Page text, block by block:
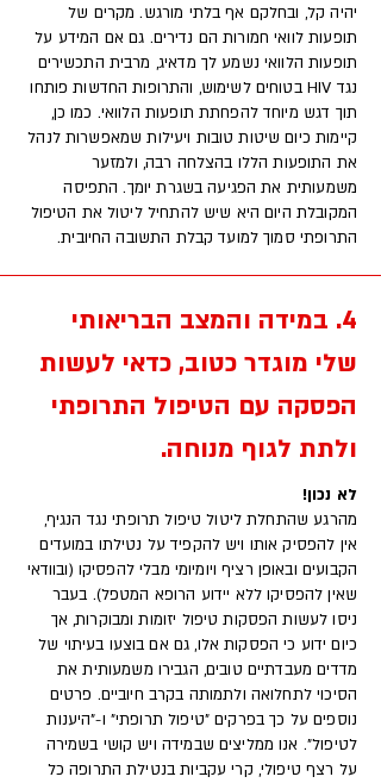
יהיה קל, ובחלקם אף בלתי מורגש. מקרים של
תופעות לוואי חמורות הם נדירים. גם אם המידע על
תופעות הלוואי נשמע לך מדאיג, מרבית התכשירים
נגד HIV בטוחים לשימוש, והתרופות החדשות פותחו
תוך דגש מיוחד להפחתת תופעות הלוואי. כמו כן,
קיימות כיום שיטות טובות ויעילות שמאפשרות לנהל
את התופעות הללו בהצלחה רבה, ולמזער
משמעותית את הפגיעה בשגרת יומך. התפיסה
המקובלת היום היא שיש להתחיל ליטול את הטיפול
התרופתי סמוך למועד קבלת התשובה החיובית.
4. במידה והמצב הבריאותי
שלי מוגדר כטוב, כדאי לעשות
הפסקה עם הטיפול התרופתי
ולתת לגוף מנוחה.
לא נכון!
מהרגע שהתחלת ליטול טיפול תרופתי נגד הנגיף,
אין להפסיק אותו ויש להקפיד על נטילתו במועדים
הקבועים ובאופן רציף ויומיומי מבלי להפסיקו (ובוודאי
שאין להפסיקו ללא יידוע הרופא המטפל). בעבר
ניסו לעשות הפסקות טיפול יזומות ומבוקרות, אך
כיום ידוע כי הפסקות אלו, גם אם בוצעו בעיתוי של
מדדים מעבדתיים טובים, הגבירו משמעותית את
הסיכוי לתחלואה ולתמותה בקרב חיוביים. פרטים
נוספים על כך בפרקים "טיפול תרופתי" ו-"היענות
לטיפול". אנו ממליצים שבמידה ויש קושי בשמירה
על רצף טיפולי, קרי עקביות בנטילת התרופה כל